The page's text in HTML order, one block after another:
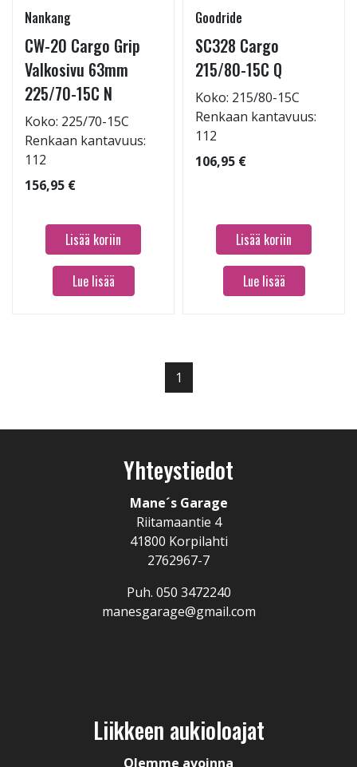
Nankang
CW-20 Cargo Grip
Valkosivu 63mm
225/70-15C N
Koko: 225/70-15C
Renkaan kantavuus:
112
156,95 €
Lisää koriin
Lue lisää
Goodride
SC328 Cargo
215/80-15C Q
Koko: 215/80-15C
Renkaan kantavuus:
112
106,95 €
Lisää koriin
Lue lisää
1
Yhteystiedot
Mane´s Garage
Riitamaantie 4
41800 Korpilahti
2762967-7
Puh. 050 3472240
manesgarage@gmail.com
Liikkeen aukioloajat
Olemme avoinna